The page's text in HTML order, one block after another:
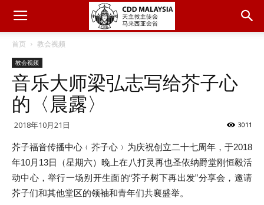
首页 教会视频
教会视频
音乐大师梁弘志写给芥子心
的〈晨露〉
2018年10月21日 3011
芥子福音传播中心﹙芥子心﹚为庆祝创立二十七周年，于2018
年10月13日（星期六）晚上在八打灵再也圣依纳爵堂刚恒毅活
动中心，举行一场别开生面的“芥子树下再出发”分享会，邀请
芥子们和其他堂区的领袖和青年们共襄盛举。